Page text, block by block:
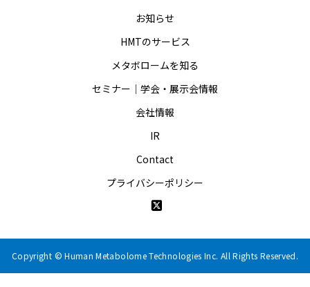
お知らせ
HMTのサービス
メタボロームを知る
セミナー｜学会・展示会情報
会社情報
IR
Contact
プライバシーポリシー
Copyright © Human Metabolome Technologies Inc. All Rights Reserved.